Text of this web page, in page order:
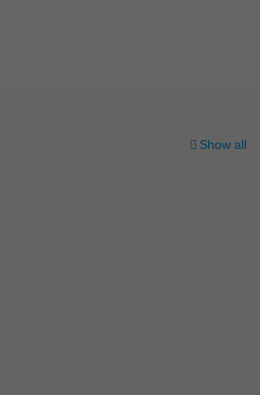
Show all